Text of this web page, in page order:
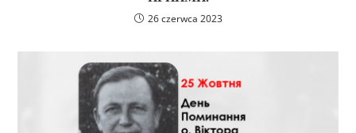
26 czerwca 2023